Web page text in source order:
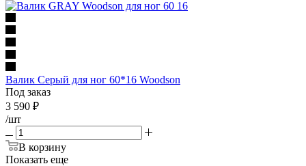
Валик Серый для ног 60*16 Woodson
Под заказ
3 590 ₽
/шт
В корзину
Показать еще